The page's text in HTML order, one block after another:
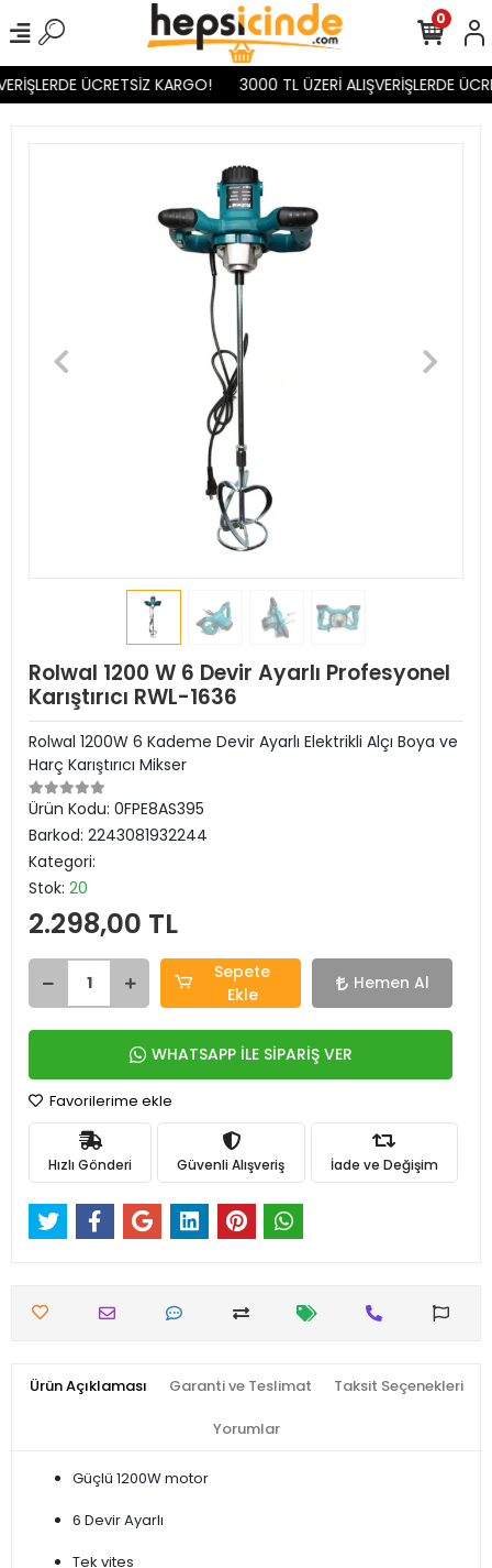
ÜCRETSİZ KARGO! 3000 TL ÜZERİ ALIŞVERİŞLERDE
0
Rolwal 1200 W 6 Devir Ayarlı Profesyonel
Karıştırıcı RWL-1636
Rolwal 1200W 6 Kademe Devir Ayarlı Elektrikli Alçı Boya ve
Harç Karıştırıcı Mikser
Ürün Kodu: 0FPE8AS395
Barkod: 2243081932244
Kategori:
Stok: 20
2.298,00 TL
Sepete
Ekle
Hemen Al
WHATSAPP İLE SİPARİŞ VER
Favorilerime ekle
Hızlı Gönderi Güvenli Alışveriş İade ve Değişim
Ürün Açıklaması Garanti ve Teslimat Taksit Seçenekleri
Yorumlar
Güçlü 1200W motor
6 Devir Ayarlı
Tek vites